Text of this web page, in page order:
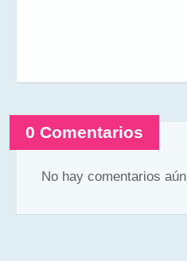
0 Comentarios
No hay comentarios aún